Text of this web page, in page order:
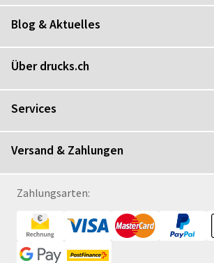
Blog & Aktuelles
Über drucks.ch
Services
Versand & Zahlungen
Zahlungsarten: